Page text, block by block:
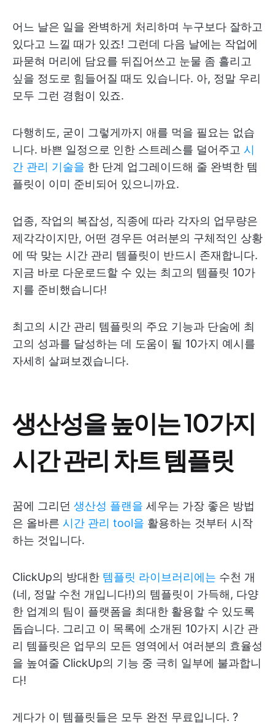
어느 날은 일을 완벽하게 처리하며 누구보다 잘하고
있다고 느낄 때가 있죠! 그런데 다음 날에는 작업에
파묻혀 머리에 담요를 뒤집어쓰고 눈물 좀 흘리고
싶을 정도로 힘들어질 때도 있습니다. 아, 정말 우리
모두 그런 경험이 있죠.
다행히도, 굳이 그렇게까지 애를 먹을 필요는 없습
니다. 바쁜 일정으로 인한 스트레스를 덜어주고 시
간 관리 기술을 한 단계 업그레이드해 줄 완벽한 템
플릿이 이미 준비되어 있으니까요.
업종, 작업의 복잡성, 직종에 따라 각자의 업무량은
제각각이지만, 어떤 경우든 여러분의 구체적인 상황
에 딱 맞는 시간 관리 템플릿이 반드시 존재합니다.
지금 바로 다운로드할 수 있는 최고의 템플릿 10가
지를 준비했습니다!
최고의 시간 관리 템플릿의 주요 기능과 단숨에 최
고의 성과를 달성하는 데 도움이 될 10가지 예시를
자세히 살펴보겠습니다.
생산성을 높이는 10가지
시간 관리 차트 템플릿
꿈에 그리던 생산성 플랜을 세우는 가장 좋은 방법
은 올바른 시간 관리 tool을 활용하는 것부터 시작
하는 것입니다.
ClickUp의 방대한 템플릿 라이브러리에는 수천 개
(네, 정말 수천 개입니다!)의 템플릿이 가득해, 다양
한 업계의 팀이 플랫폼을 최대한 활용할 수 있도록
돕습니다. 그리고 이 목록에 소개된 10가지 시간 관
리 템플릿은 업무의 모든 영역에서 여러분의 효율성
을 높여줄 ClickUp의 기능 중 극히 일부에 불과합니
다!
게다가 이 템플릿들은 모두 완전 무료입니다. ?